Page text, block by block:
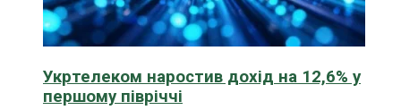
Укртелеком наростив дохід на 12,6% у
першому півріччі